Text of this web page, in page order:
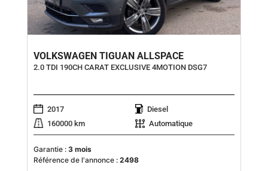
VOLKSWAGEN TIGUAN ALLSPACE
2.0 TDI 190CH CARAT EXCLUSIVE 4MOTION DSG7
2017
Diesel
160000 km
Automatique
Garantie : 3 mois
Référence de l'annonce : 2498